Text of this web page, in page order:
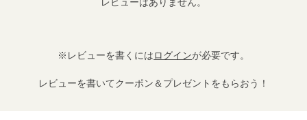
※レビューを書くにはログインが必要です。
レビューを書いてクーポン＆プレゼントをもらおう！